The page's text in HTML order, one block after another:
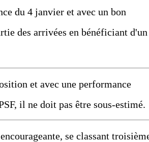
du 4 janvier et avec un bon
des arrivées en bénéficiant d'un
et avec une performance
il ne doit pas être sous-estimé.
se classant